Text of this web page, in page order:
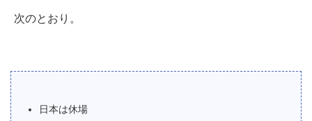
次のとおり。
日本は休場